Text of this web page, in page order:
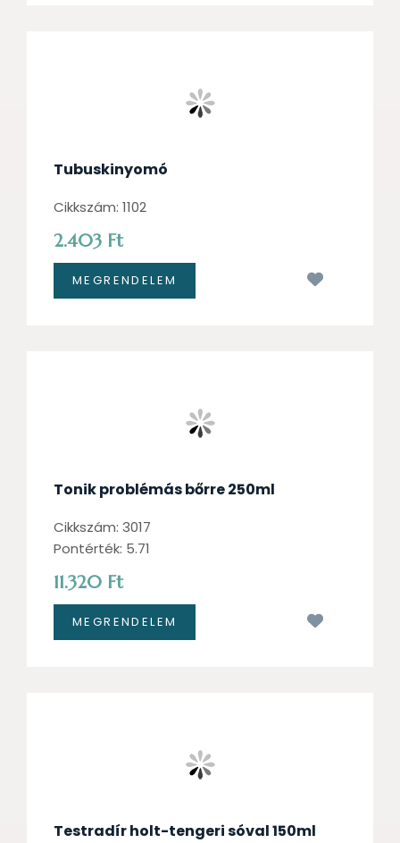
Tubuskinyomó
Cikkszám: 1102
2.403 Ft
Tonik problémás bőrre 250ml
Cikkszám: 3017
Pontérték: 5.71
11.320 Ft
Testradír holt-tengeri sóval 150ml